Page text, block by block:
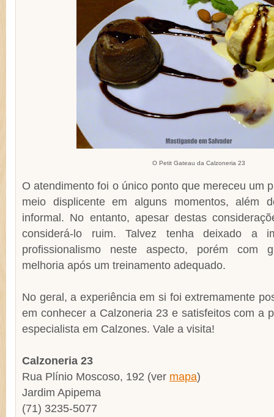
O Petit Gateau da Calzoneria 23
O atendimento foi o único ponto que mereceu um
meio displicente em alguns momentos, além
informal. No entanto, apesar destas
considerá-lo ruim. Talvez tenha deixado a
profissionalismo neste aspecto, porém com
melhoria após um treinamento adequado.
No geral, a experiência em si foi extremamente
em conhecer a Calzoneria 23 e satisfeitos com a
especialista em Calzones. Vale a visita!
Calzoneria 23
Rua Plínio Moscoso, 192 (ver mapa)
Jardim Apipema
(71) 3235-5077